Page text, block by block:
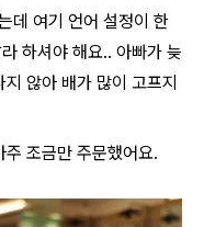
데 여기 언어 설정이 한
하셔야 해요.. 아빠가 늦
않아 배가 많이 고프지
조금만 주문했어요.